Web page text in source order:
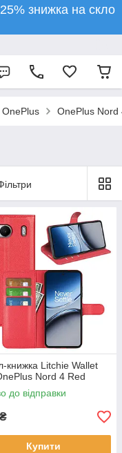
знижка на скло
OnePlus Nord
книжка Litchie Wallet
Nord 4 Red
до відправки
₴
Купити